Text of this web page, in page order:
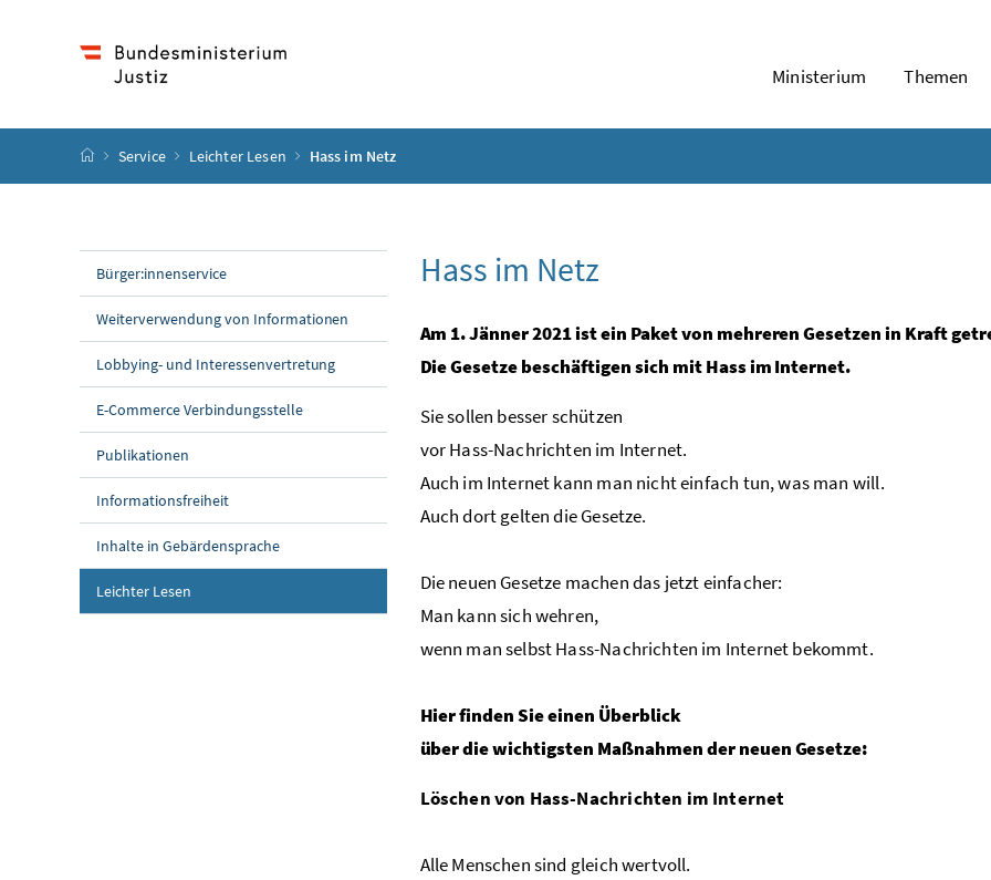
Ministerium Themen
Startseite
Service Leichter Lesen Hass im Netz
Bürger:innenservice
Weiterverwendung von Informationen
Lobbying- und Interessenvertretung
E-Commerce Verbindungsstelle
Publikationen
Informationsfreiheit
Inhalte in Gebärdensprache
Leichter Lesen
Hass im Netz
Am 1. Jänner 2021 ist ein Paket von mehreren Gesetzen in Kraft
Die Gesetze beschäftigen sich mit Hass im Internet.
Sie sollen besser schützen
vor Hass-Nachrichten im Internet.
Auch im Internet kann man nicht einfach tun, was man will.
Auch dort gelten die Gesetze.
Die neuen Gesetze machen das jetzt einfacher:
Man kann sich wehren,
wenn man selbst Hass-Nachrichten im Internet bekommt.
Hier finden Sie einen Überblick
über die wichtigsten Maßnahmen der neuen Gesetze:
Löschen von Hass-Nachrichten im Internet
Alle Menschen sind gleich wertvoll.